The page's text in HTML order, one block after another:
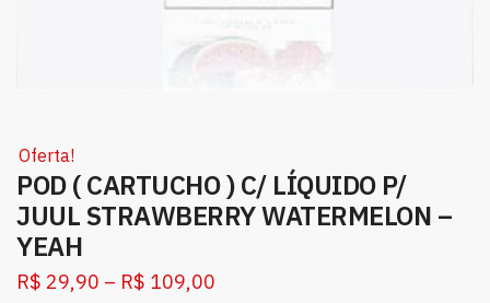
Oferta!
POD ( CARTUCHO ) C/ LÍQUIDO P/
JUUL STRAWBERRY WATERMELON –
YEAH
R$ 29,90 – R$ 109,00